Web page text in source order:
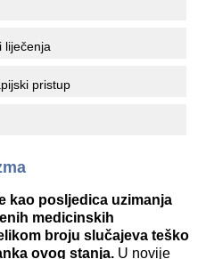
liječenja
pristup
kao posljedica uzimanja
medicinskih
broju slučajeva teško
ovog stanja. U novije